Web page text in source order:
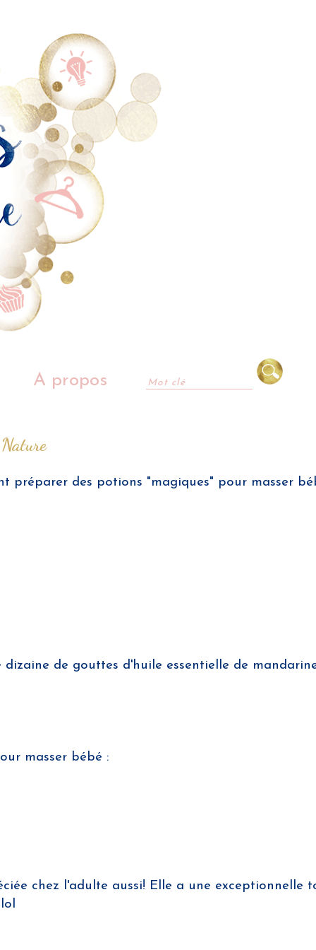
A propos
préparer des potions "magiques" pour masser
de gouttes d'huile essentielle de
masser bébé :
chez l'adulte aussi! Elle a une exceptionnelle